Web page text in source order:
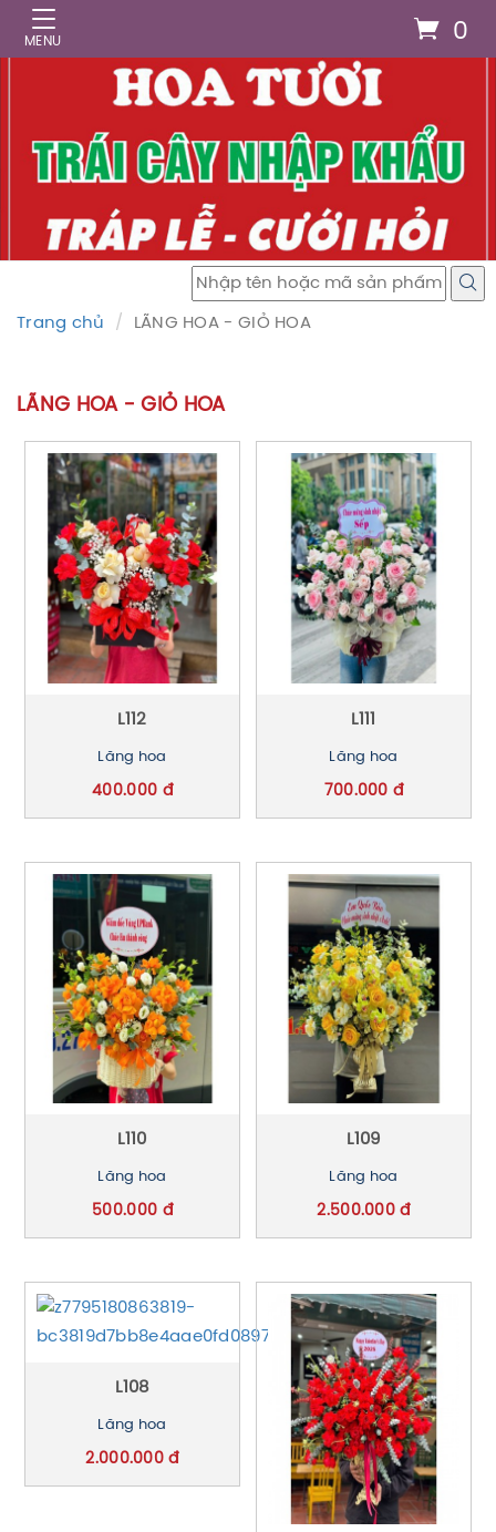
0
Trang chủ LÃNG HOA - GIỎ HOA
LÃNG HOA - GIỎ HOA
L112
Lãng hoa
400.000 đ
L111
Lãng hoa
700.000 đ
L110
Lãng hoa
500.000 đ
L109
Lãng hoa
2.500.000 đ
L108
Lãng hoa
2.000.000 đ